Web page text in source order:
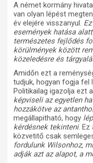
A német kormány
van olyan lépést
év elejére visszanyul.
események hatása
természetes fejlődés
körülmények között
közeledésre és
Amidőn ezt a
tudjuk, hogyan fogja fel
Politikailag igazolja ezt
képviseli az egyetlen
hozzákötve az
megállapitható, hogy
kérdésnek tekinteni. Ez
közvetitő csak
fordulunk Wilsonhoz,
adják azt az alapot, a